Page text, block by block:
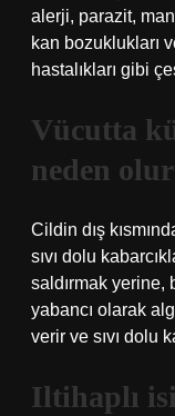
alerji, parazit,
kan bozuklukları
hastalıkları gibi
Vücutta
neden
Cildin dış
sıvı dolu
saldırmak yerine,
yabancı olarak
verir ve sıvı dolu
Iltihaplı